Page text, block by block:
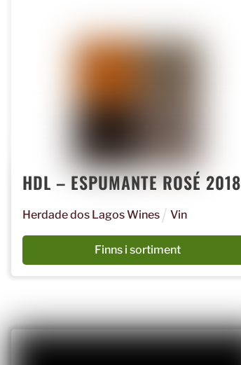
HDL – ESPUMANTE ROSÉ 2018
Herdade dos Lagos Wines Vin
Finns i sortiment